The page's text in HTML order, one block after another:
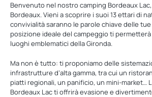
Benvenuto nel nostro camping Bordeaux
Bordeaux. Vieni a scoprire i suoi 13 ettari di
convivialità saranno le parole chiave delle
posizione ideale del campeggio ti
luoghi emblematici della Gironda.
Ma non è tutto: ti proponiamo delle
infrastrutture d’alta gamma, tra cui un
piatti regionali, un panificio, un mini-market…
Bordeaux Lac ti offrirà evasione e